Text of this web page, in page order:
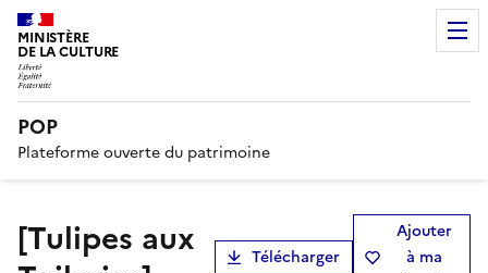
MINISTÈRE
DE LA CULTURE
POP
Plateforme ouverte du patrimoine
[Tulipes aux
Télécharger
Ajouter
à ma